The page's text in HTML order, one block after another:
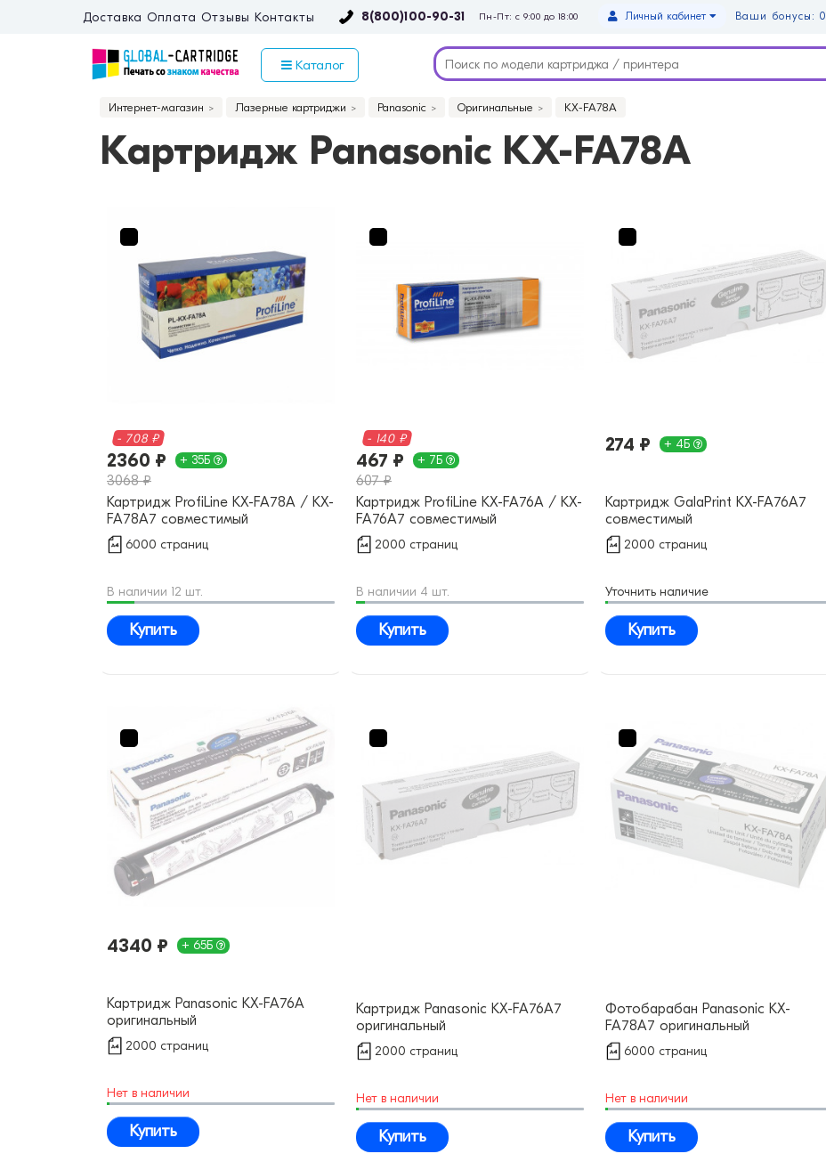
Доставка Оплата Отзывы Контакты 8(800)100-90-31 Пн-Пт: с 9:00 до 18:00 Ваши бонусы: 0
Личный кабинет
Каталог
Интернет-магазин Лазерные картриджи Panasonic Оригинальные KX-FA78A
Картридж Panasonic KX-FA78A
- 708 ₽
2360 ₽ + 35Б
3068 ₽
Картридж ProfiLine KX-FA78A / KX-
FA78A7 совместимый
6000 страниц
В наличии 12 шт.
Купить
- 140 ₽
467 ₽ + 7Б
607 ₽
Картридж ProfiLine KX-FA76A / KX-
FA76A7 совместимый
2000 страниц
В наличии 4 шт.
Купить
274 ₽ + 4Б
Картридж GalaPrint KX-FA76A7
совместимый
2000 страниц
Уточнить наличие
Купить
4340 ₽ + 65Б
Картридж Panasonic KX-FA76A
оригинальный
2000 страниц
Нет в наличии
Купить
Картридж Panasonic KX-FA76A7
оригинальный
2000 страниц
Нет в наличии
Купить
Фотобарабан Panasonic KX-
FA78A7 оригинальный
6000 страниц
Нет в наличии
Купить